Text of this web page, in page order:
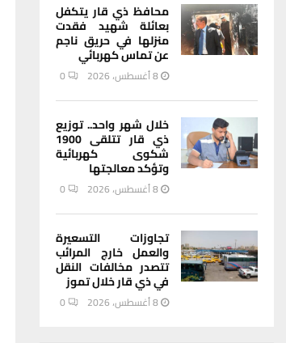
محافظ ذي قار يتكفل
بعائلة شهيد فقدت
منزلها في حريق ناجم
عن تماس كهربائي
8 أغسطس، 2026 0
خلال شهر واحد.. توزيع
ذي قار تتلقى 1900
شكوى كهربائية
وتؤكد معالجتها
8 أغسطس، 2026 0
تجاوزات التسعيرة
والعمل خارج المرائب
تتصدر مخالفات النقل
في ذي قار خلال تموز
8 أغسطس، 2026 0